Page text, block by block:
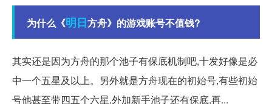
为什么《明日方舟》的游戏账号不值钱?
其实还是因为方舟的那个池子有保底机制吧,十发好像是必
中一个五星及以上。另外就是方舟现在的初始号,有些初始
号他甚至带四五个六星,外加新手池子还有保底,再...